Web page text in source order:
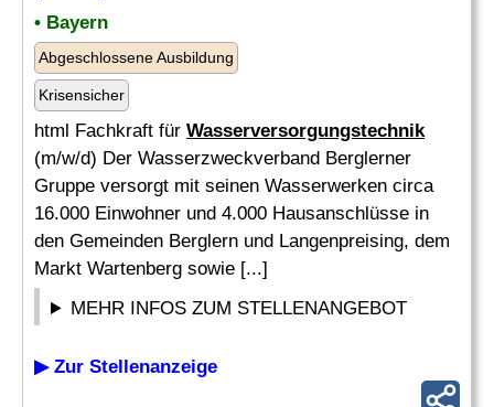
• Bayern
Abgeschlossene Ausbildung
Krisensicher
html Fachkraft für Wasserversorgungstechnik
(m/w/d) Der Wasserzweckverband Berglerner
Gruppe versorgt mit seinen Wasserwerken circa
16.000 Einwohner und 4.000 Hausanschlüsse in
den Gemeinden Berglern und Langenpreising, dem
Markt Wartenberg sowie [...]
MEHR INFOS ZUM STELLENANGEBOT
▶ Zur Stellenanzeige